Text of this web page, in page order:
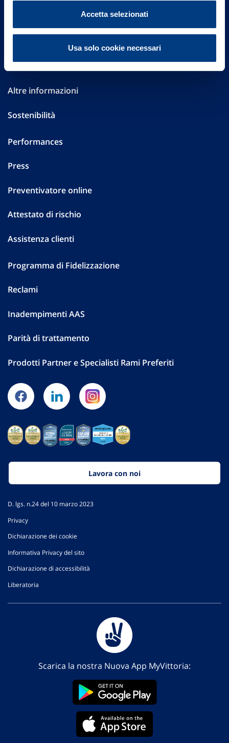
Accetta selezionati
Usa solo cookie necessari
Altre informazioni
Sostenibilità
Performances
Press
Preventivatore online
Attestato di rischio
Assistenza clienti
Programma di Fidelizzazione
Reclami
Inadempimenti AAS
Parità di trattamento
Prodotti Partner e Specialisti Rami Preferiti
Lavora con noi
D. lgs. n.24 del 10 marzo 2023
Privacy
Dichiarazione dei cookie
Informativa Privacy del sito
Dichiarazione di accessibilità
Liberatoria
Scarica la nostra Nuova App MyVittoria: